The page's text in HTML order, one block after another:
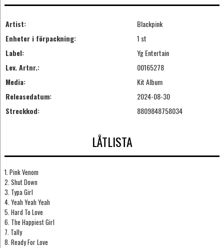
Artist:
Blackpink
Enheter i förpackning:
1 st
Label:
Yg Entertain
Lev. Artnr.:
00165278
Media:
Kit Album
Releasedatum:
2024-08-30
Streckkod:
8809848758034
LÅTLISTA
1. Pink Venom
2. Shut Down
3. Typa Girl
4. Yeah Yeah Yeah
5. Hard To Love
6. The Happiest Girl
7. Tally
8. Ready For Love